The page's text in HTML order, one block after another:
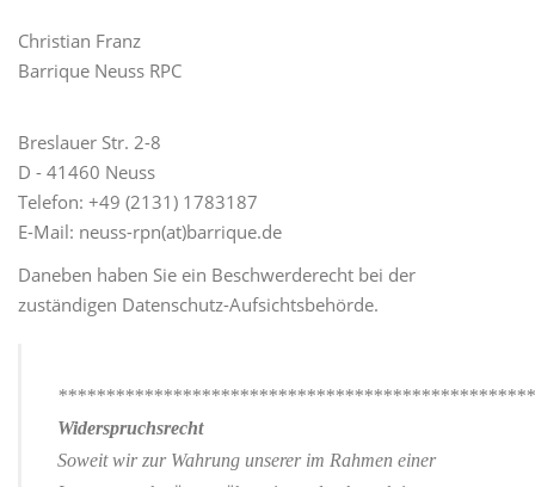
Christian Franz
Barrique Neuss RPC
Breslauer Str. 2-8
D - 41460 Neuss
Telefon: +49 (2131) 1783187
E-Mail: neuss-rpn(at)barrique.de
Daneben haben Sie ein Beschwerderecht bei der
zuständigen Datenschutz-Aufsichtsbehörde.
Widerspruchsrecht
Soweit wir zur Wahrung unserer im Rahmen einer